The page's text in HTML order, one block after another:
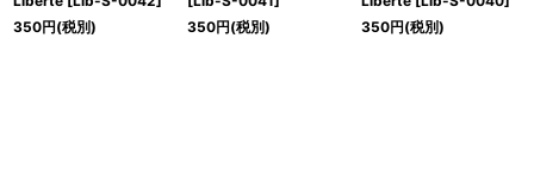
350円(税別)
350円(税別)
350円(税別)